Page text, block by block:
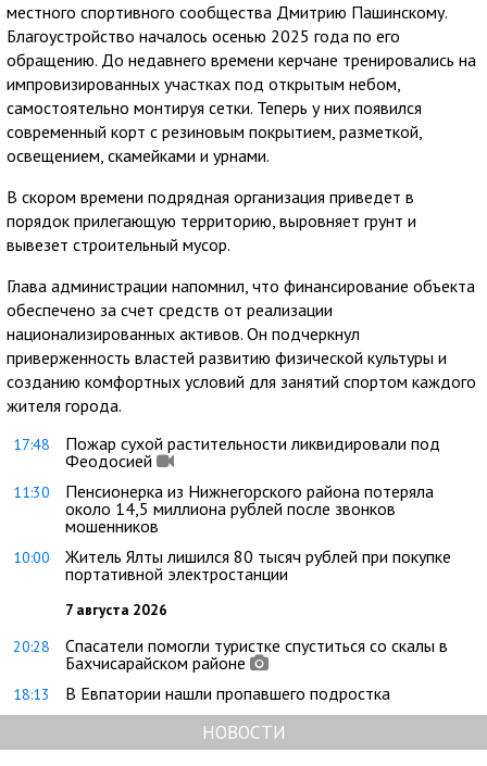
местного спортивного сообщества Дмитрию Пашинскому.
Благоустройство началось осенью 2025 года по его
обращению. До недавнего времени керчане тренировались на
импровизированных участках под открытым небом,
самостоятельно монтируя сетки. Теперь у них появился
современный корт с резиновым покрытием, разметкой,
освещением, скамейками и урнами.
В скором времени подрядная организация приведет в
порядок прилегающую территорию, выровняет грунт и
вывезет строительный мусор.
Глава администрации напомнил, что финансирование объекта
обеспечено за счет средств от реализации
национализированных активов. Он подчеркнул
приверженность властей развитию физической культуры и
созданию комфортных условий для занятий спортом каждого
жителя города.
17:48
Пожар сухой растительности ликвидировали под
Феодосией
11:30
Пенсионерка из Нижнегорского района потеряла
около 14,5 миллиона рублей после звонков
мошенников
10:00
Житель Ялты лишился 80 тысяч рублей при покупке
портативной электростанции
7 августа 2026
20:28
Спасатели помогли туристке спуститься со скалы в
Бахчисарайском районе
18:13 В Евпатории нашли пропавшего подростка
НОВОСТИ